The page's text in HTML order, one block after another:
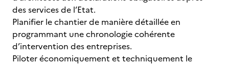
des services de l’Etat.
Planifier le chantier de manière détaillée en
programmant une chronologie cohérente
d’intervention des entreprises.
Piloter économiquement et techniquement le